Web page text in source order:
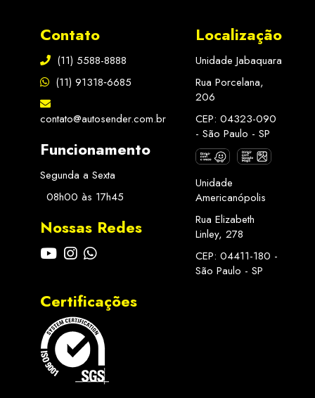
Contato
(11) 5588-8888
(11) 91318‑6685
contato@autosender.com.br
Funcionamento
Segunda a Sexta
08h00 às 17h45
Nossas Redes
Localização
Unidade Jabaquara
Rua Porcelana,
206
CEP: 04323-090
- São Paulo - SP
Unidade
Americanópolis
Rua Elizabeth
Linley, 278
CEP: 04411-180 -
São Paulo - SP
Certificações